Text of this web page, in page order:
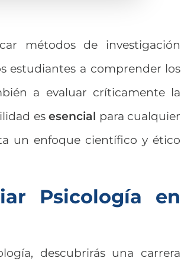
métodos de investigación
estudiantes a comprender los
a evaluar críticamente la
esesencial para cualquier
un enfoque científico y ético
Psicología en
descubrirás una carrera